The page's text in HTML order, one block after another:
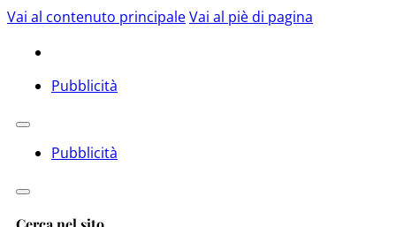
Vai al contenuto principaleVai al piè di pagina
Pubblicità
Pubblicità